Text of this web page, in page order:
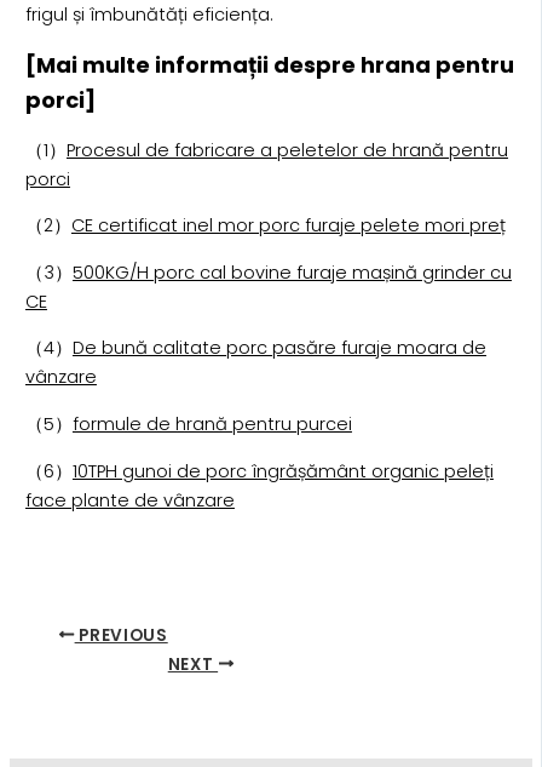
frigul și îmbunătăți eficiența.
[Mai multe informații despre hrana pentru
porci]
（1） Procesul de fabricare a peletelor de hrană pentru
porci
（2） CE certificat inel mor porc furaje pelete mori preț
（3） 500KG/H porc cal bovine furaje mașină grinder cu
CE
（4） De bună calitate porc pasăre furaje moara de
vânzare
（5） formule de hrană pentru purcei
（6） 10TPH gunoi de porc îngrășământ organic peleți
face plante de vânzare
PREVIOUS
NEXT